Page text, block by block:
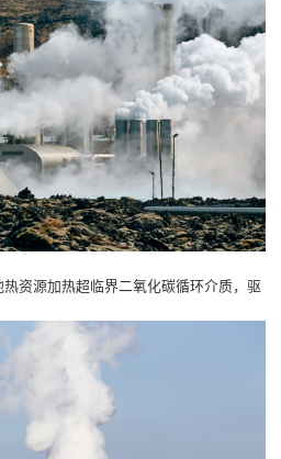
资源加热超临界二氧化碳循环介质，驱